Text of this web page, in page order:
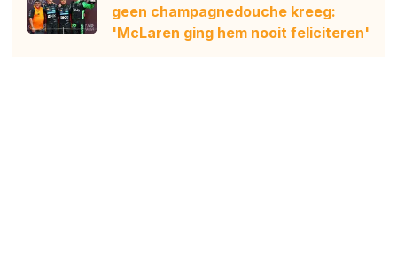
geen champagnedouche kreeg:
'McLaren ging hem nooit feliciteren'